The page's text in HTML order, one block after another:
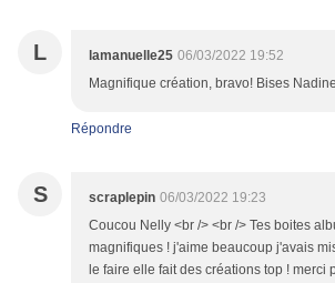
L lamanuelle25 06/03/2022 19:52
Magnifique création, bravo! Bises Nadine
Répondre
S scraplepin 06/03/2022 19:23
Coucou Nelly <br /> <br /> Tes boites
magnifiques ! j'aime beaucoup j'avais
le faire elle fait des créations top ! merci